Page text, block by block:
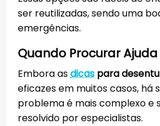
ser reutilizadas, sendo uma
emergências.
Quando Procurar
Embora asdicas para
eficazes em muitos casos, há
problema é mais complexo e
resolvido por especialistas.